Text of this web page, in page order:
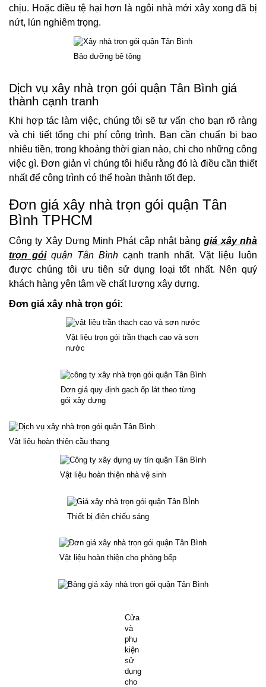
chịu. Hoặc điều tệ hại hơn là ngôi nhà mới xây xong đã bị
nứt, lún nghiêm trọng.
Bảo dưỡng bê tông
Dịch vụ xây nhà trọn gói quận Tân Bình giá
thành cạnh tranh
Khi hợp tác làm việc, chúng tôi sẽ tư vấn cho bạn rõ ràng
và chi tiết tổng chi phí công trình. Bạn cần chuẩn bị bao
nhiêu tiền, trong khoảng thời gian nào, chi cho những công
việc gì. Đơn giản vì chúng tôi hiểu rằng đó là điều cần thiết
nhất để công trình có thể hoàn thành tốt đẹp.
Đơn giá xây nhà trọn gói quận Tân
Bình TPHCM
Công ty Xây Dựng Minh Phát cập nhật bảnggiá xây nhà
trọn góiquận Tân Bìnhcạnh tranh nhất. Vặt liệu luôn
được chúng tôi ưu tiên sử dụng loại tốt nhất. Nên quý
khách hàng yên tâm về chất lượng xây dựng.
Đơn giá xây nhà trọn gói:
Vật liệu trọn gói trần thạch cao và sơn
nước
Đơn giá quy định gạch ốp lát theo từng
gói xây dựng
Vật liệu hoàn thiện cầu thang
Vật liệu hoàn thiện nhà vệ sinh
Thiết bị điện chiếu sáng
Vật liệu hoàn thiện cho phòng bếp
Cửa
và
phụ
kiện
sử
dụng
cho